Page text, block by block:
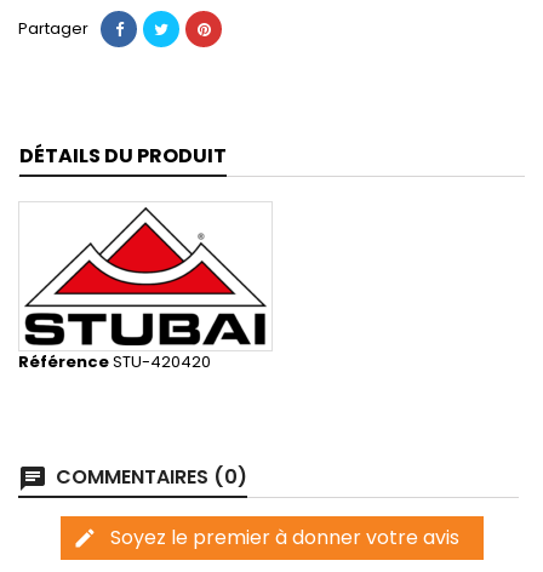
Partager
DÉTAILS DU PRODUIT
RéférenceSTU-420420
chat COMMENTAIRES (0)
edit Soyez le premier à donner votre avis